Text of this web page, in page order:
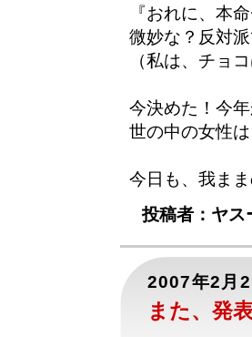
『おれに、本
微妙な？反対
（私は、チョ
今決めた！今
世の中の女性
今日も、我ま
投稿者：ヤ
2007年2月
また、発